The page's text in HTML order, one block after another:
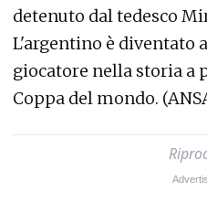
detenuto dal tedesco
L'argentino è diventato
giocatore nella storia a
Coppa del mondo.